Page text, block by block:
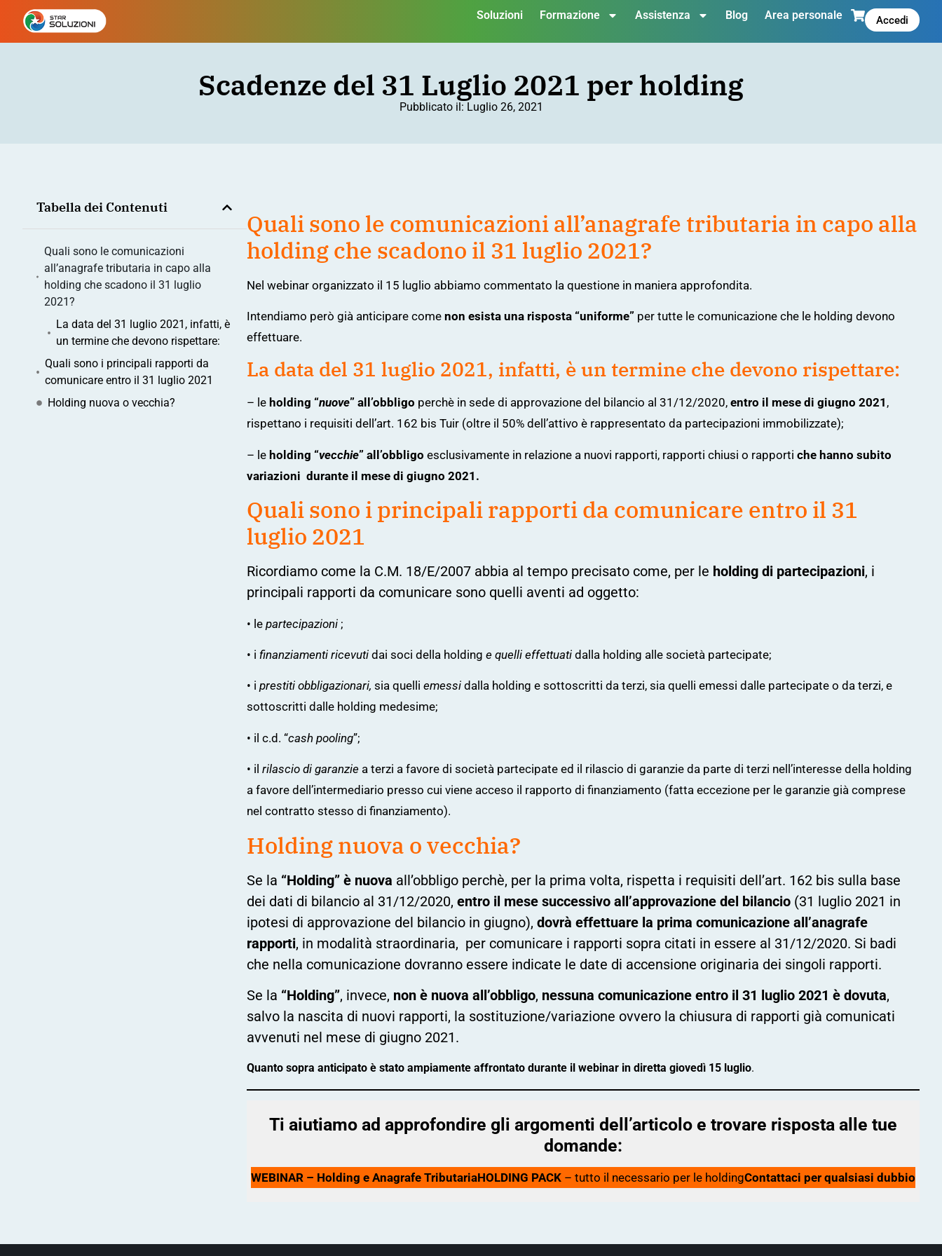
Soluzioni Formazione Assistenza Blog Area personale Accedi
Scadenze del 31 Luglio 2021 per holding
Pubblicato il: Luglio 26, 2021
Tabella dei Contenuti
Quali sono le comunicazioni
all’anagrafe tributaria in capo alla
holding che scadono il 31 luglio
2021?
La data del 31 luglio 2021, infatti, è
un termine che devono rispettare:
Quali sono i principali rapporti da
comunicare entro il 31 luglio 2021
Holding nuova o vecchia?
Quali sono le comunicazioni all’anagrafe tributaria in capo alla
holding che scadono il 31 luglio 2021?
Nel webinar organizzato il 15 luglio abbiamo commentato la questione in maniera approfondita.
Intendiamo però già anticipare come non esista una risposta “uniforme” per tutte le comunicazione che le holding devono
effettuare.
La data del 31 luglio 2021, infatti, è un termine che devono rispettare:
– le holding “nuove” all’obbligo perchè in sede di approvazione del bilancio al 31/12/2020, entro il mese di giugno 2021 ,
rispettano i requisiti dell’art. 162 bis Tuir (oltre il 50% dell’attivo è rappresentato da partecipazioni immobilizzate);
– le holding “vecchie” all’obbligo esclusivamente in relazione a nuovi rapporti, rapporti chiusi o rapporti che hanno subito
variazioni durante il mese di giugno 2021.
Quali sono i principali rapporti da comunicare entro il 31
luglio 2021
Ricordiamo come la C.M. 18/E/2007 abbia al tempo precisato come, per le holding di partecipazioni, i
principali rapporti da comunicare sono quelli aventi ad oggetto:
• le partecipazioni ;
• i finanziamenti ricevuti dai soci della holding e quelli effettuati dalla holding alle società partecipate;
• i prestiti obbligazionari, sia quelli emessi dalla holding e sottoscritti da terzi, sia quelli emessi dalle partecipate o da terzi, e
sottoscritti dalle holding medesime;
• il c.d. “cash pooling”;
• il rilascio di garanzie a terzi a favore di società partecipate ed il rilascio di garanzie da parte di terzi nell’interesse della holding
a favore dell’intermediario presso cui viene acceso il rapporto di finanziamento (fatta eccezione per le garanzie già comprese
nel contratto stesso di finanziamento).
Holding nuova o vecchia?
Se la “Holding” è nuova all’obbligo perchè, per la prima volta, rispetta i requisiti dell’art. 162 bis sulla base
dei dati di bilancio al 31/12/2020, entro il mese successivo all’approvazione del bilancio (31 luglio 2021 in
ipotesi di approvazione del bilancio in giugno), dovrà effettuare la prima comunicazione all’anagrafe
rapporti, in modalità straordinaria, per comunicare i rapporti sopra citati in essere al 31/12/2020. Si badi
che nella comunicazione dovranno essere indicate le date di accensione originaria dei singoli rapporti.
Se la “Holding”, invece, non è nuova all’obbligo, nessuna comunicazione entro il 31 luglio 2021 è dovuta,
salvo la nascita di nuovi rapporti, la sostituzione/variazione ovvero la chiusura di rapporti già comunicati
avvenuti nel mese di giugno 2021.
Quanto sopra anticipato è stato ampiamente affrontato durante il webinar in diretta giovedì 15 luglio.
Ti aiutiamo ad approfondire gli argomenti dell’articolo e trovare risposta alle tue
domande:
WEBINAR – Holding e Anagrafe TributariaHOLDING PACK – tutto il necessario per le holdingContattaci per qualsiasi dubbio